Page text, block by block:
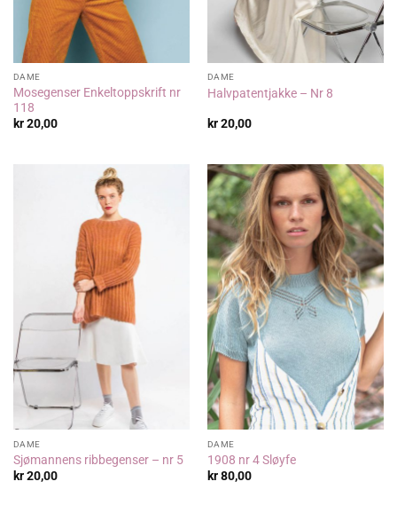
DAME
Mosegenser Enkeltoppskrift nr
118
kr20,00
DAME
Halvpatentjakke – Nr 8
kr20,00
DAME
Sjømannens ribbegenser – nr 5
kr20,00
DAME
1908 nr 4 Sløyfe
kr80,00